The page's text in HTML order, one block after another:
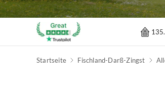
Startseite Fischland-Darß-Zingst